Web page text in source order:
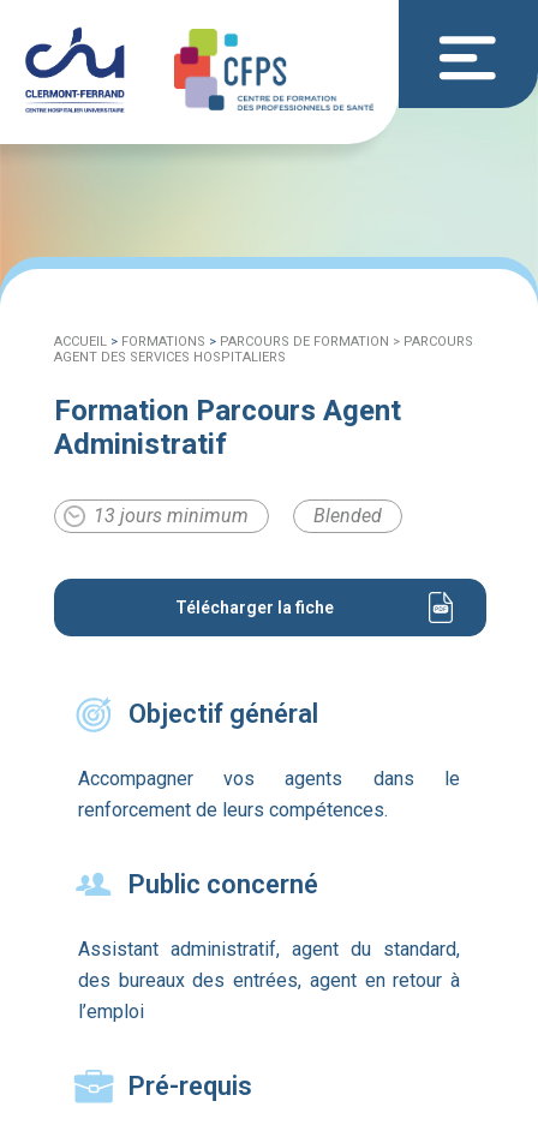
ACCUEIL> FORMATIONS > PARCOURS DE FORMATION > PARCOURS
AGENT DES SERVICES HOSPITALIERS
Formation Parcours Agent
Administratif
13 jours minimum Blended
Télécharger la fiche
Objectif général
Accompagner vos agents dans le
renforcement de leurs compétences.
Public concerné
Assistant administratif, agent du standard,
des bureaux des entrées, agent en retour à
l’emploi
Pré-requis